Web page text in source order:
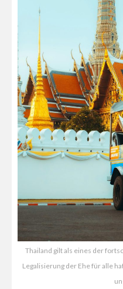
Thailand gilt als eines der
Legalisierung der Ehe für alle